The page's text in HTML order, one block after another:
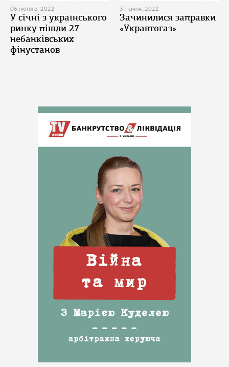
06 лютого, 2022
У січні з українського
ринку пішли 27
небанківських
фінустанов
31 січня, 2022
Зачинилися заправки
«Укравтогаз»